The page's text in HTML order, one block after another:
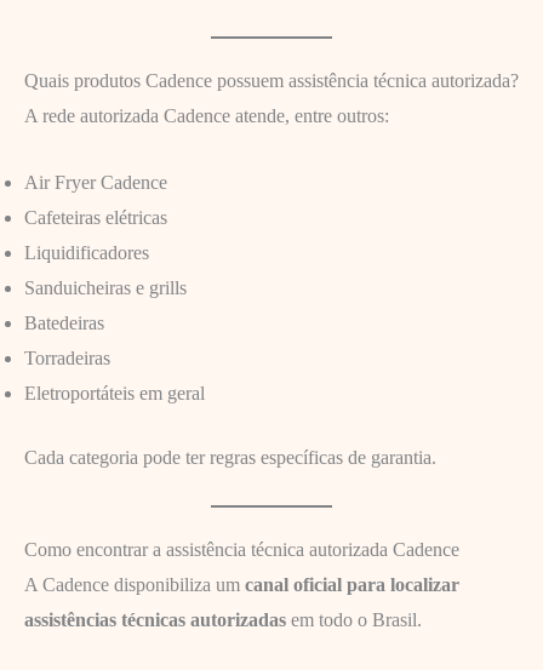
Quais produtos Cadence possuem assistência técnica autorizada?
A rede autorizada Cadence atende, entre outros:
Air Fryer Cadence
Cafeteiras elétricas
Liquidificadores
Sanduicheiras e grills
Batedeiras
Torradeiras
Eletroportáteis em geral
Cada categoria pode ter regras específicas de garantia.
Como encontrar a assistência técnica autorizada Cadence
A Cadence disponibiliza um canal oficial para localizar
assistências técnicas autorizadas em todo o Brasil.